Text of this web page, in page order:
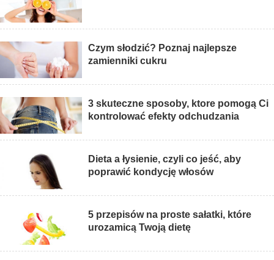
Czym słodzić? Poznaj najlepsze
zamienniki cukru
3 skuteczne sposoby, ktore pomogą Ci
kontrolować efekty odchudzania
Dieta a łysienie, czyli co jeść, aby
poprawić kondycję włosów
5 przepisów na proste sałatki, które
urozamicą Twoją dietę